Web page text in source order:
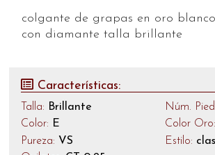
colgante de grapas en oro
con diamante talla brillante
Características:
Talla: Brillante
Color: E
Pureza: VS
Núm.
Color Oro:
Estilo: